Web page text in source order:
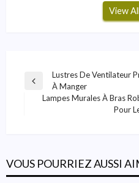
View
Navigation
Previous
Lustres De Ventilateur
À Manger
Lampes Murales À Bras
Pour
VOUS POURRIEZ AUSSI